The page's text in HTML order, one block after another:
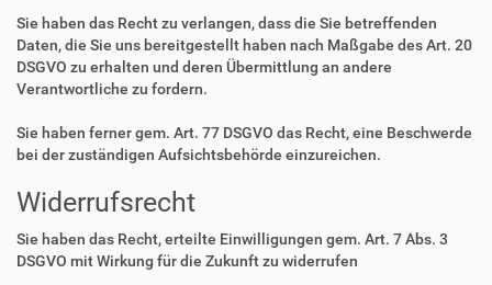
Sie haben das Recht zu verlangen, dass die Sie betreffenden
Daten, die Sie uns bereitgestellt haben nach Maßgabe des Art. 20
DSGVO zu erhalten und deren Übermittlung an andere
Verantwortliche zu fordern.
Sie haben ferner gem. Art. 77 DSGVO das Recht, eine Beschwerde
bei der zuständigen Aufsichtsbehörde einzureichen.
Widerrufsrecht
Sie haben das Recht, erteilte Einwilligungen gem. Art. 7 Abs. 3
DSGVO mit Wirkung für die Zukunft zu widerrufen